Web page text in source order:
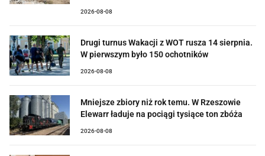
2026-08-08
Drugi turnus Wakacji z WOT rusza 14 sierpnia.
W pierwszym było 150 ochotników
2026-08-08
Mniejsze zbiory niż rok temu. W Rzeszowie
Elewarr ładuje na pociągi tysiące ton zbóża
2026-08-08